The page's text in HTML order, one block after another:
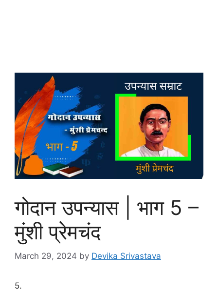
गोदान उपन्यास | भाग 5 –
मुंशी प्रेमचंद
March 29, 2024 by Devika Srivastava
5.